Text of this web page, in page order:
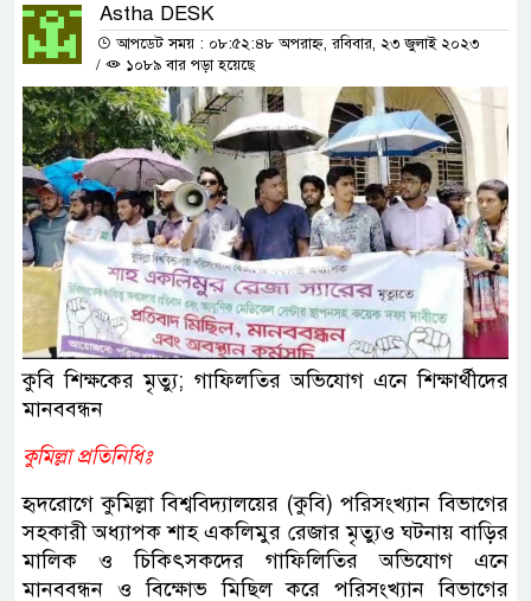
Astha DESK
আপডেট সময় : ০৮:৫২:৪৮ অপরাহ্ন, রবিবার, ২৩ জুলাই ২০২৩
/
১০৮৯ বার পড়া হয়েছে
কুবি শিক্ষকের মৃত্যু; গাফিলতির অভিযোগ এনে শিক্ষার্থীদের
মানববন্ধন
কুমিল্লা প্রতিনিধিঃ
হৃদরোগে কুমিল্লা বিশ্ববিদ্যালয়ের (কুবি) পরিসংখ্যান বিভাগের
সহকারী অধ্যাপক শাহ একলিমুর রেজার মৃত্যুও ঘটনায় বাড়ির
মালিক ও চিকিৎসকদের গাফিলিতির অভিযোগ এনে
মানববন্ধন ও বিক্ষোভ মিছিল করে পরিসংখ্যান বিভাগের